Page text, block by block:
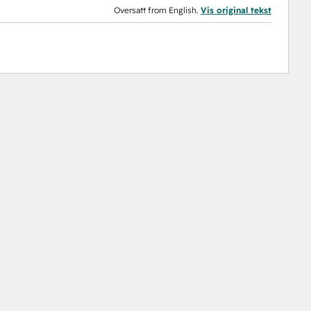
Oversatt from English. Vis original tekst